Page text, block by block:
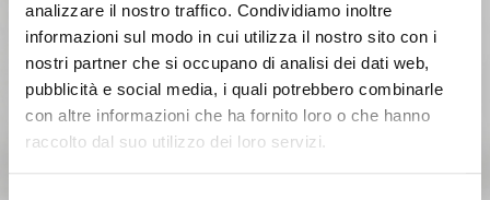
analizzare il nostro traffico. Condividiamo inoltre
informazioni sul modo in cui utilizza il nostro sito con i
nostri partner che si occupano di analisi dei dati web,
pubblicità e social media, i quali potrebbero combinarle
con altre informazioni che ha fornito loro o che hanno
raccolto dal suo utilizzo dei loro servizi.
Parece que estás navegando Cerrar